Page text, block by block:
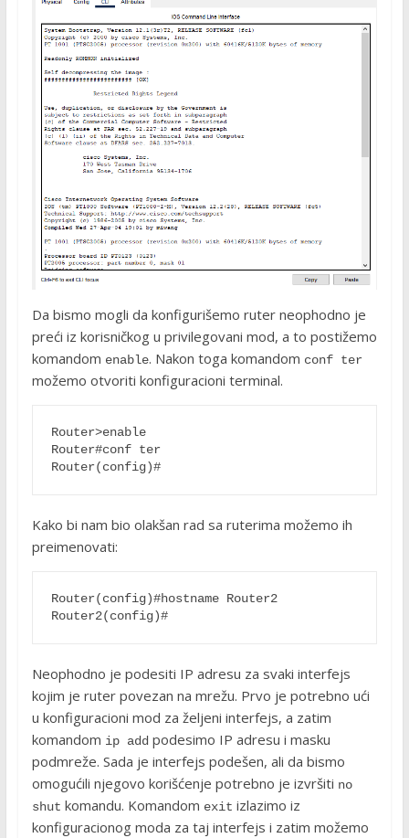
Da bismo mogli da konfigurišemo ruter neophodno je
preći iz korisničkog u privilegovani mod, a to postižemo
komandom enable. Nakon toga komandom conf ter
možemo otvoriti konfiguracioni terminal.
Router>enable
Router#conf ter
Router(config)#
Kako bi nam bio olakšan rad sa ruterima možemo ih
preimenovati:
Router(config)#hostname Router2
Router2(config)#
Neophodno je podesiti IP adresu za svaki interfejs
kojim je ruter povezan na mrežu. Prvo je potrebno ući
u konfiguracioni mod za željeni interfejs, a zatim
komandom ip addpodesimo IP adresu i masku
podmreže. Sada je interfejs podešen, ali da bismo
omogućili njegovo korišćenje potrebno je izvršiti no
shut komandu. Komandom exit izlazimo iz
konfiguracionog moda za taj interfejs i zatim možemo